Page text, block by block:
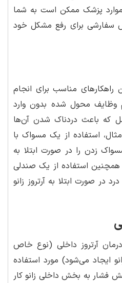
پزشک ممکن است به شما
سفارشی برای رفع مشکل خود
راهکارهای مناسب برای انجام
وظایف محول شده بدون وارد
که باعث دردناک شدن آن‌ها
استفاده از یک مسواک با
زدن را در صورت ابتلا به
همچنین استفاده از یک صندلی
در صورت ابتلا به آرتروز زانو
آرتروز داخلی (نوع خاص
ایجاد می‌شود) مورد استفاده
فشار به بخش داخلی زانو کار